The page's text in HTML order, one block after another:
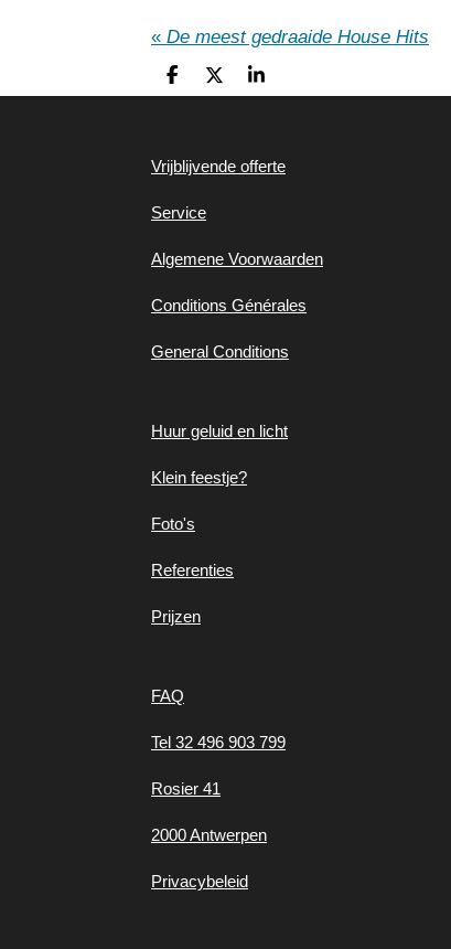
« De meest gedraaide House Hits
D
e
n
D
e
S
h
e
Vrijblijvende offerte
Service
Algemene Voorwaarden
Conditions Générales
General Conditions
Huur geluid en licht
Klein feestje?
Foto's
Referenties
Prijzen
FAQ
Tel 32 496 903 799
Rosier 41
2000 Antwerpen
Privacybeleid